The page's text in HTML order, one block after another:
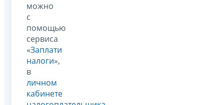
можно
с
помощью
сервиса
«Заплати
налоги»,
в
личном
кабинете